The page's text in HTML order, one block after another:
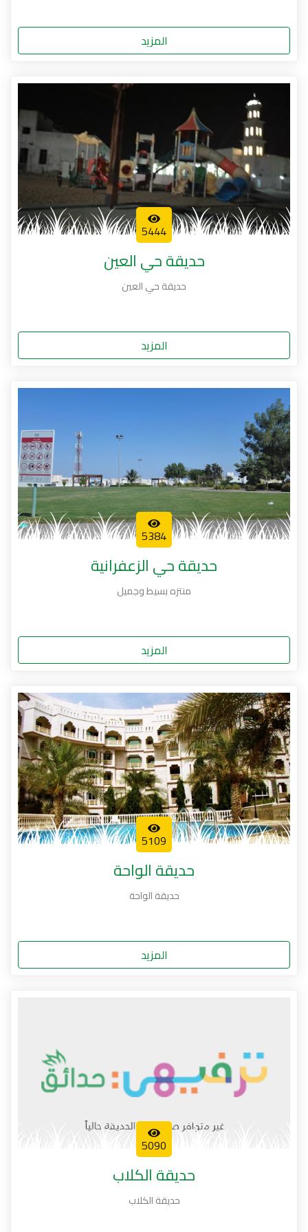
المزيد
5444
حديقة حي العين
حديقة حي العين
المزيد
5384
حديقة حي الزعفرانية
منتزه بسيط وجميل
المزيد
5109
حديقة الواحة
حديقة الواحة
المزيد
5090
حديقة الكلاب
حديقة الكلاب